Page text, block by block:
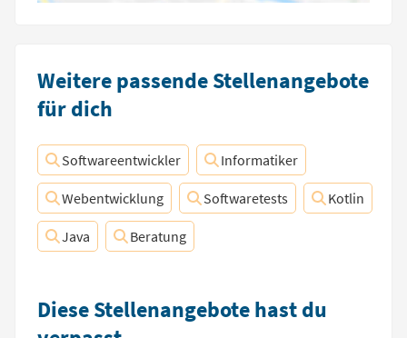
Weitere passende Stellenangebote
für dich
Softwareentwickler Informatiker
Webentwicklung Softwaretests Kotlin
Java Beratung
Diese Stellenangebote hast du